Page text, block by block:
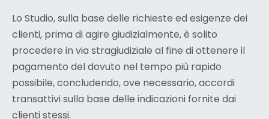
Lo Studio, sulla base delle richieste ed esigenze dei
clienti, prima di agire giudizialmente, è solito
procedere in via stragiudiziale al fine di ottenere il
pagamento del dovuto nel tempo più rapido
possibile, concludendo, ove necessario, accordi
transattivi sulla base delle indicazioni fornite dai
clienti stessi.